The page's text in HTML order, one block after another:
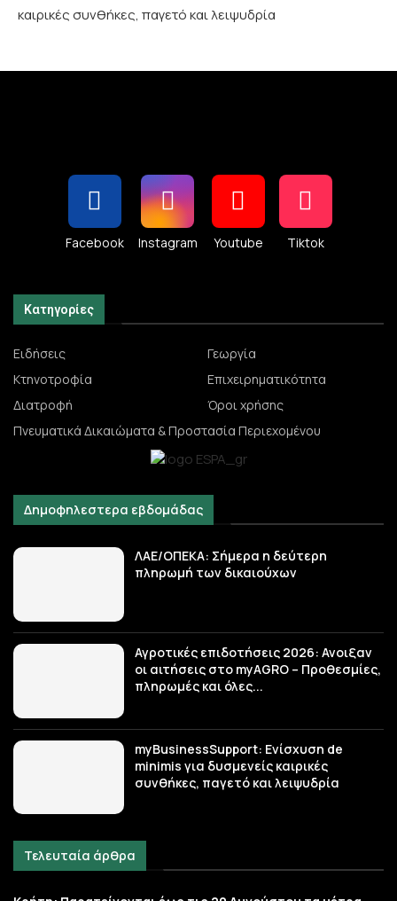
καιρικές συνθήκες, παγετό και λειψυδρία
Facebook Instagram Youtube Tiktok
Κατηγορίες
Ειδήσεις
Γεωργία
Κτηνοτροφία
Επιχειρηματικότητα
Διατροφή
Όροι χρήσης
Πνευματικά Δικαιώματα & Προστασία Περιεχομένου
Δημοφηλεστερα εβδομάδας
ΛΑΕ/ΟΠΕΚΑ: Σήμερα η δεύτερη
πληρωμή των δικαιούχων
Αγροτικές επιδοτήσεις 2026: Ανοιξαν
οι αιτήσεις στο myAGRO – Προθεσμίες,
πληρωμές και όλες...
myBusinessSupport: Ενίσχυση de
minimis για δυσμενείς καιρικές
συνθήκες, παγετό και λειψυδρία
Τελευταία άρθρα